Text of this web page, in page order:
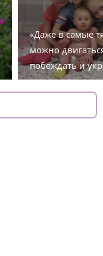
«Даже в самые
можно
побеждать и